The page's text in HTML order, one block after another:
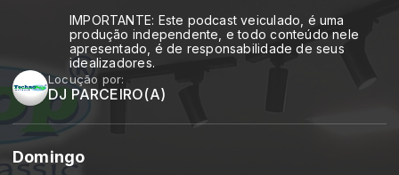
IMPORTANTE: Este podcast veiculado, é uma
produção independente, e todo conteúdo nele
apresentado, é de responsabilidade de seus
idealizadores.
Locução por:
DJ PARCEIRO(A)
Domingo